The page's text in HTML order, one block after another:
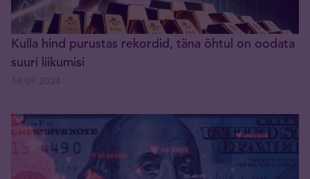
Kulla hind purustas rekordid, täna õhtul on oodata
suuri liikumisi